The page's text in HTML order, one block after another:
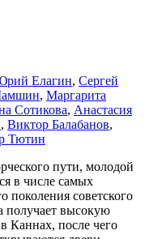
Елагин, Сергей
, Маргарита
Сотикова, Анастасия
, Виктор Балабанов,
Тютин
пути, молодой
в числе самых
поколения советского
получает высокую
Каннах, после чего